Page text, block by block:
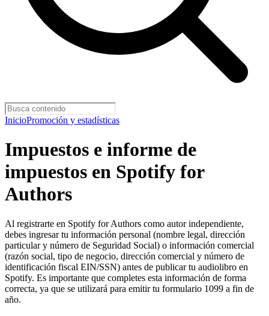
InicioPromoción y estadísticas
Impuestos e informe de
impuestos en Spotify for
Authors
Al registrarte en Spotify for Authors como autor independiente,
debes ingresar tu información personal (nombre legal, dirección
particular y número de Seguridad Social) o información comercial
(razón social, tipo de negocio, dirección comercial y número de
identificación fiscal EIN/SSN) antes de publicar tu audiolibro en
Spotify. Es importante que completes esta información de forma
correcta, ya que se utilizará para emitir tu formulario 1099 a fin de
año.